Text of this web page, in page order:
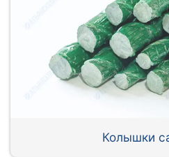
Колышки